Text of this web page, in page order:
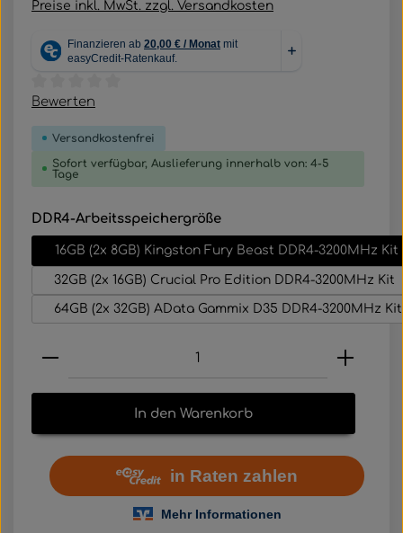
Preise inkl. MwSt. zzgl. Versandkosten
Durchschnittliche Bewertung von 0 von 5 Sternen
Bewerten
Versandkostenfrei
Sofort verfügbar, Auslieferung innerhalb von: 4-5
Tage
DDR4-Arbeitsspeichergrößeauswählen
16GB (2x 8GB) Kingston Fury Beast DDR4-3200MHz Kit
32GB (2x 16GB) Crucial Pro Edition DDR4-3200MHz Kit
64GB (2x 32GB) AData Gammix D35 DDR4-3200MHz Kit
Produkt Anzahl: Gib den gewünschten
In den Warenkorb